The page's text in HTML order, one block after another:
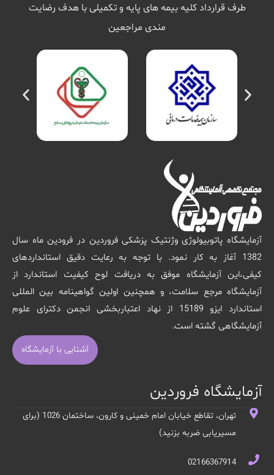
طرف قرارداد کلیه بیمه های پایه و تکمیلی با هدف رضایت
مندی مراجعین
آزمایشگاه پاتوبیولوژی وژنتیک پزشکی فروردین در فرودین ماه سال
1382 آغاز به کار نمود. با توجه به رعایت دقیق استانداردهای
کیفی،این آزمایشگاه موفق به دریافت لوح کیفیت استاندارد از
آزمایشگاه مرجع سلامت، و همچنین اولین گواهینامه بین المللی
استاندارد ایزو 15189 از نهاد اعتباربخشی انجمن دکترای علوم
آزمایشگاهی گشته است.
آشنایی با آزمایشگاه
آزمایشگاه فروردین
تهران، تقاطع خیابان امام خمینی و کارون، ساختمان 1026 (برای
مسیریابی ضربه بزنید)
02166367914